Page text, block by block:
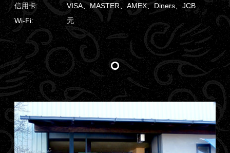
信用卡:
VISA、MASTER、AMEX、Diners、JCB
Wi-Fi:
无